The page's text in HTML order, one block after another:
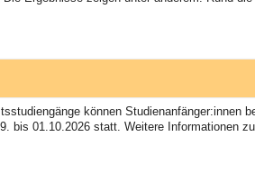
können Studienanfänger:innen
bis 01.10.2026 statt. Weitere Informationen